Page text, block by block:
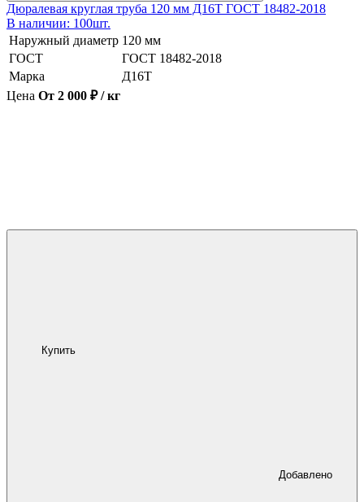
Дюралевая круглая труба 120 мм Д16Т ГОСТ 18482-2018
В наличии: 100шт.
Наружный диаметр 120 мм
ГОСТ
ГОСТ 18482-2018
Марка
Д16Т
Цена От 2 000 ₽ / кг
Купить
Добавлено